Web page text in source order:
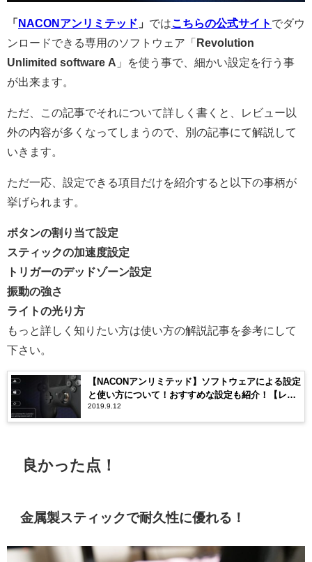
「 NACONアンリミテッド 」 ではこちらの公式サイト でダウ
ンロードできる専用のソフトウェア「 Revolution
Unlimited software A 」を使う事で、細かい設定を行う事
が出来ます。
ただ、この記事でそれについて詳しく書くと、レビュー以
外の内容が多くなってしまうので、別の記事にて解説して
いきます。
ただ一応、設定できる項目だけを紹介すると以下の事柄が
挙げられます。
ボタンの割り当て設定
スティックの加速度設定
トリガーのデッドゾーン設定
振動の強さ
ライトの光り方
もっと詳しく知りたい方は使い方の解説記事を参考にして
下さい。
【NACONアンリミテッド】ソフトウェアによる設定
と使い方について！おすすめな設定も紹介！【レボ
リューションアンリミテッド】
2019.9.12
良かった点！
金属製スティックで耐久性に優れる！